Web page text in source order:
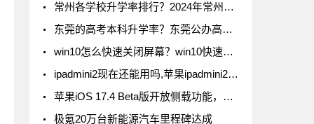
常州各学校升学率排行？2024年常州初中升学率排名
东莞的高考本科升学率？东莞公办高中录取率有多少
win10怎么快速关闭屏幕？win10快速关闭屏幕方法
ipadmini2现在还能用吗,苹果ipadmini2现在还能用吗
苹果iOS 17.4 Beta版开放侧载功能，但iPad不在列
极氪20万台新能源汽车里程碑达成